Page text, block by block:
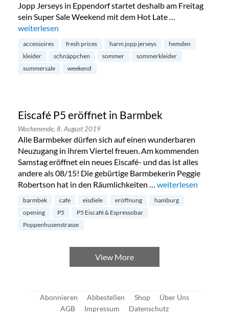
Jopp Jerseys in Eppendorf startet deshalb am Freitag
sein Super Sale Weekend mit dem Hot Late …
„Summersale bei Harm Jopp in Eppendorf“
weiterlesen
accessoires fresh prices harm jopp jerseys
hemden
kleider
schnäppchen sommer
sommerkleider
summersale
weekend
Eiscafé P5 eröffnet in Barmbek
Wochenende, 8. August 2019
Alle Barmbeker dürfen sich auf einen wunderbaren
Neuzugang in ihrem Viertel freuen. Am kommenden
Samstag eröffnet ein neues Eiscafé- und das ist alles
andere als 08/15! Die gebürtige Barmbekerin Peggie
Robertson hat in den Räumlichkeiten … „Eiscafé P5 eröffnet
weiterlesen
barmbek cafe eisdiele eröffnung
hamburg
opening
P5
P5 Eiscafé & Espressobar
Poppenhusenstrasse
View More
Abonnieren Abbestellen Shop
Über Uns
AGB
Impressum Datenschutz